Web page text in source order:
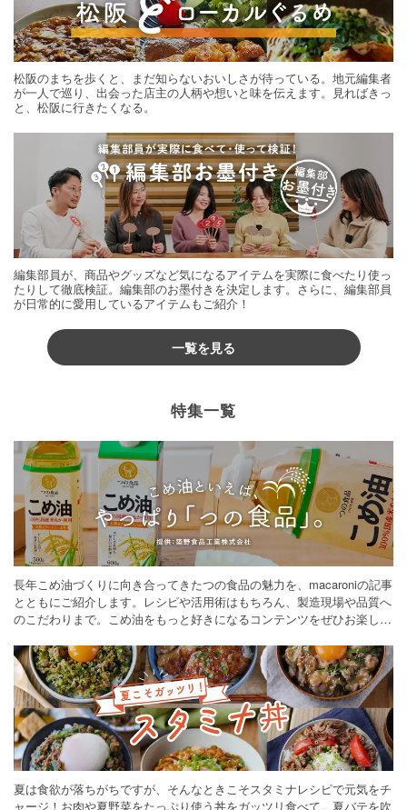
松阪のまちを歩くと、まだ知らないおいしさが待っている。地元編集者
が一人で巡り、出会った店主の人柄や想いと味を伝えます。見ればきっ
と、松阪に行きたくなる。
編集部員が、商品やグッズなど気になるアイテムを実際に食べたり使っ
たりして徹底検証。編集部のお墨付きを決定します。さらに、編集部員
が日常的に愛用しているアイテムもご紹介！
一覧を見る
特集一覧
長年こめ油づくりに向き合ってきたつの食品の魅力を、macaroniの記事
とともにご紹介します。レシピや活用術はもちろん、製造現場や品質へ
のこだわりまで。こめ油をもっと好きになるコンテンツをぜひお楽しみ
夏は食欲が落ちがちですが、そんなときこそスタミナレシピで元気をチ
ャージ！お肉や夏野菜をたっぷり使う丼をガッツリ食べて、夏バテを吹